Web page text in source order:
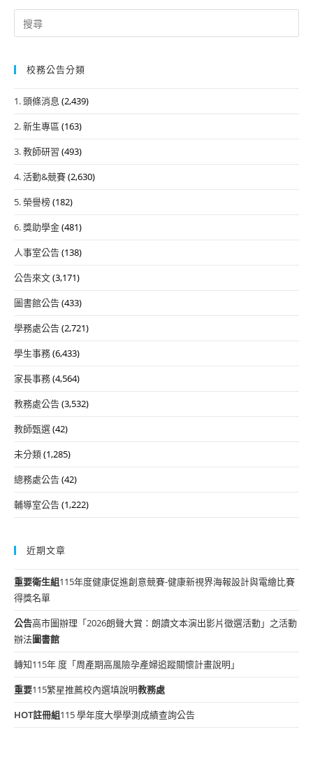
Search
for:
校務公告分類
1. 頭條消息 (2,439)
2. 新生專區 (163)
3. 教師研習 (493)
4. 活動&競賽(2,630)
5. 榮譽榜(182)
6. 獎助學金(481)
人事室公告(138)
公告來文(3,171)
圖書館公告(433)
學務處公告(2,721)
學生事務(6,433)
家長事務(4,564)
教務處公告(3,532)
教師甄選(42)
未分類(1,285)
總務處公告(42)
輔導室公告(1,222)
近期文章
重要衛生組115年度健康促進創意競賽-健康新視界海報設計與電繪比賽
得獎名單
公告高市圖辦理「2026朗聲大賞：朗讀文本演出影片徵選活動」之活動
辦法圖書館
轉知115年 度「周產期高風險孕產婦追蹤關懷計畫說明」
重要115繁星推薦校內選填說明教務處
HOT註冊組115 學年度大學學測成績查詢公告